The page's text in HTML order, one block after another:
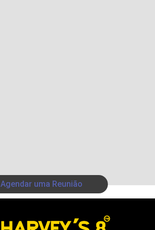
Agendar uma Reunião